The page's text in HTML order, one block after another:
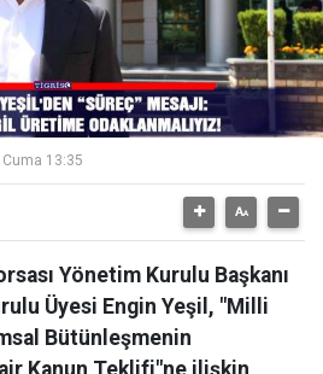
13:35
Yönetim Kurulu Başkanı
Üyesi Engin Yeşil, "Milli
Bütünleşmenin